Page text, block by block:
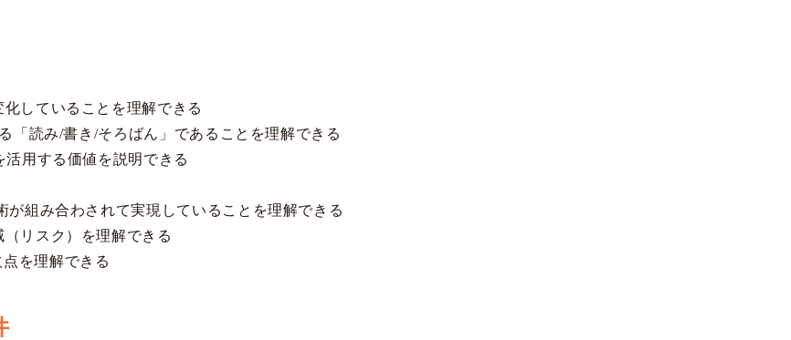
していることを理解できる
「読み/書き/そろばん」であることを理解できる
用する価値を説明できる
組み合わされて実現していることを理解できる
リスク）を理解できる
を理解できる